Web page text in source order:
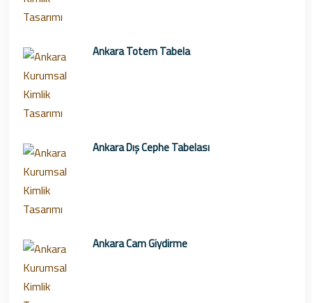
Ankara Totem Tabela
Ankara Dış Cephe Tabelası
Ankara Cam Giydirme